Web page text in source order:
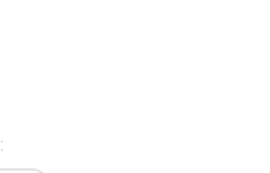
: